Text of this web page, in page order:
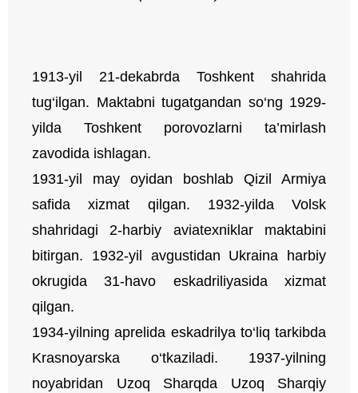
1913-yil 21-dekabrda Toshkent shahrida
tug‘ilgan. Maktabni tugatgandan so‘ng 1929-
yilda Toshkent porovozlarni ta’mirlash
zavodida ishlagan.
1931-yil may oyidan boshlab Qizil Armiya
safida xizmat qilgan. 1932-yilda Volsk
shahridagi 2-harbiy aviatexniklar maktabini
bitirgan. 1932-yil avgustidan Ukraina harbiy
okrugida 31-havo eskadriliyasida xizmat
qilgan.
1934-yilning aprelida eskadrilya to‘liq tarkibda
Krasnoyarska o‘tkaziladi. 1937-yilning
noyabridan Uzoq Sharqda Uzoq Sharqiy